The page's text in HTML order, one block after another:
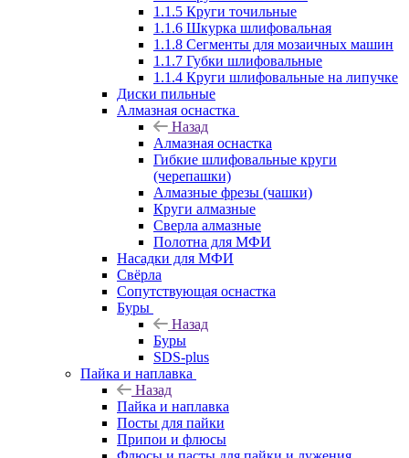
1.1.5 Круги точильные
1.1.6 Шкурка шлифовальная
1.1.8 Сегменты для мозаичных машин
1.1.7 Губки шлифовальные
1.1.4 Круги шлифовальные на липучке
Диски пильные
Алмазная оснастка
Назад
Алмазная оснастка
Гибкие шлифовальные круги
(черепашки)
Алмазные фрезы (чашки)
Круги алмазные
Сверла алмазные
Полотна для МФИ
Насадки для МФИ
Свёрла
Сопутствующая оснастка
Буры
Назад
Буры
SDS-plus
Пайка и наплавка
Назад
Пайка и наплавка
Посты для пайки
Припои и флюсы